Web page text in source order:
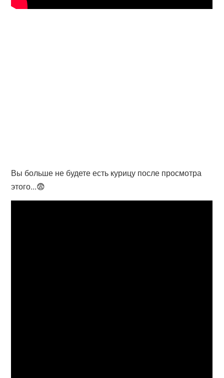
Вы больше не будете есть курицу после просмотра
этого...😨